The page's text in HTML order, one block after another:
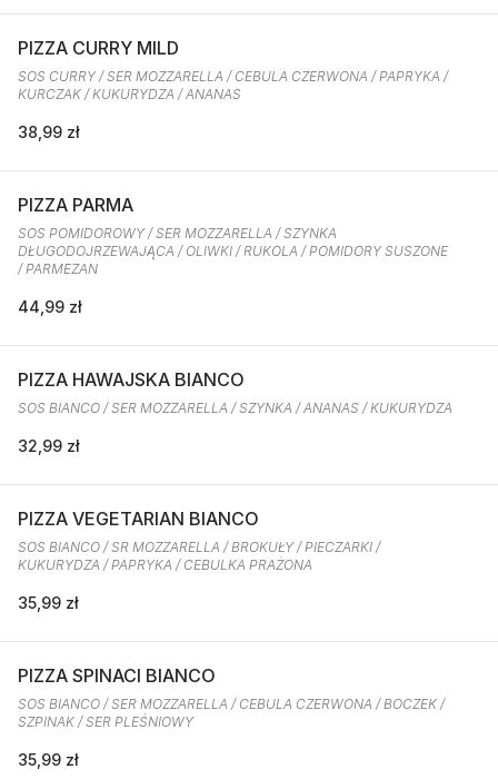
PIZZA CURRY MILD
SOS CURRY / SER MOZZARELLA / CEBULA CZERWONA / PAPRYKA /
KURCZAK / KUKURYDZA / ANANAS
38,99 zł
PIZZA PARMA
SOS POMIDOROWY / SER MOZZARELLA / SZYNKA
DŁUGODOJRZEWAJĄCA / OLIWKI / RUKOLA / POMIDORY SUSZONE
/ PARMEZAN
44,99 zł
PIZZA HAWAJSKA BIANCO
SOS BIANCO / SER MOZZARELLA / SZYNKA / ANANAS / KUKURYDZA
32,99 zł
PIZZA VEGETARIAN BIANCO
SOS BIANCO / SR MOZZARELLA / BROKUŁY / PIECZARKI /
KUKURYDZA / PAPRYKA / CEBULKA PRAŻONA
35,99 zł
PIZZA SPINACI BIANCO
SOS BIANCO / SER MOZZARELLA / CEBULA CZERWONA / BOCZEK /
SZPINAK / SER PLEŚNIOWY
35,99 zł